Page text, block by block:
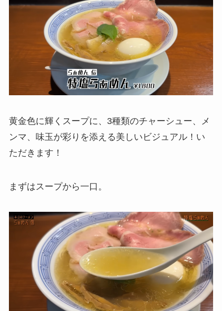
黄金色に輝くスープに、3種類のチャーシュー、メ
ンマ、味玉が彩りを添える美しいビジュアル！い
ただきます！
まずはスープから一口。